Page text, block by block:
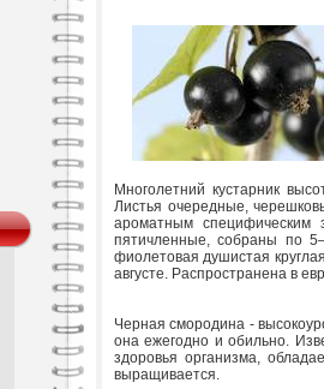
Многолетний кустарник
Листья очередные,
ароматным
пятичленные, собраны по
фиолетовая душистая
августе. Распространена в
Черная смородина -
она ежегодно и обильно.
здоровья организма,
выращивается.